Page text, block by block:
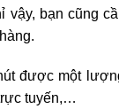
bạn cũng
được một
tuyến,…